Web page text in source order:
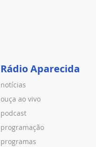
Rádio Aparecida
notícias
ouça ao vivo
podcast
programação
programas